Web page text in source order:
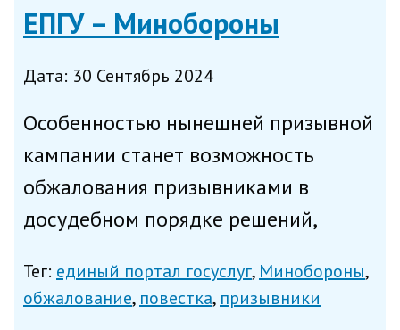
ЕПГУ – Минобороны
Дата: 30 Сентябрь 2024
Особенностью нынешней призывной
кампании станет возможность
обжалования призывниками в
досудебном порядке решений,
подать жалобу в призывную
комиссию субъекта РФ теперь
Тег: единый портал госуслуг Минобороны
обжалование повестка призывники